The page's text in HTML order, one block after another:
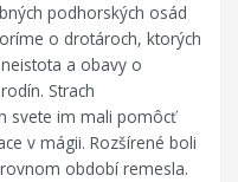
podhorských osád
o drotároch, ktorých
a obavy o
Strach
svete im mali pomôcť
v mágii. Rozšírené boli
období remesla.